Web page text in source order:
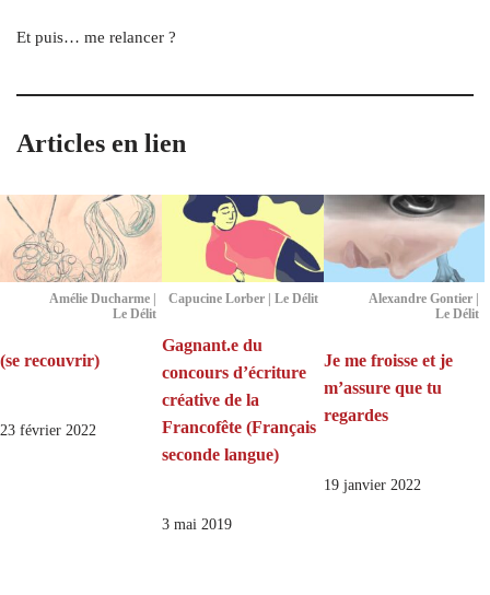
Et puis… me relancer ?
Articles en lien
Amélie Ducharme |
Le Délit
(se recouvrir)
23 février 2022
Capucine Lorber | Le Délit
Gagnant.e du
concours d’écriture
créative de la
Francofête (Français
seconde langue)
3 mai 2019
Alexandre Gontier |
Le Délit
Je me froisse et je
m’assure que tu
regardes
19 janvier 2022